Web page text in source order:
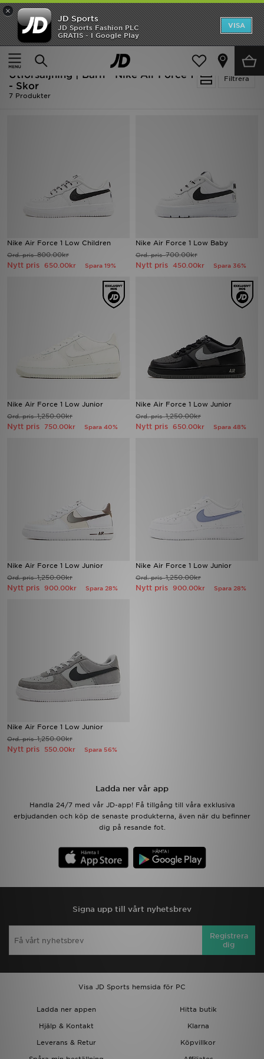
×
JD Sports
JD Sports Fashion PLC
GRATIS - I Google Play
VISA
Ny termin, ny stil Essentials för skolstarten
Hem
Barn
Filtrera
Utförsäljning | Barn - Nike Air Force 1
- Skor
7 Produkter
Nike Air Force 1 Low Children
Ord. pris800.00kr
Nytt pris 650.00kr Spara 19%
Nike Air Force 1 Low Baby
Ord. pris700.00kr
Nytt pris 450.00kr Spara 36%
Nike Air Force 1 Low Junior
Ord. pris1,250.00kr
Nytt pris 750.00kr Spara 40%
Nike Air Force 1 Low Junior
Ord. pris1,250.00kr
Nytt pris 650.00kr Spara 48%
Nike Air Force 1 Low Junior
Ord. pris1,250.00kr
Nytt pris 900.00kr Spara 28%
Nike Air Force 1 Low Junior
Ord. pris1,250.00kr
Nytt pris 900.00kr Spara 28%
Nike Air Force 1 Low Junior
Ord. pris1,250.00kr
Nytt pris 550.00kr Spara 56%
Ladda ner vår app
Handla 24/7 med vår JD-app! Få tillgång till våra exklusiva
erbjudanden och köp de senaste produkterna, även när du befinner
dig på resande fot.
Signa upp till vårt nyhetsbrev
Registrera
dig
Visa JD Sports hemsida för PC
Ladda ner appen
Hitta butik
Hjälp & Kontakt
Klarna
Leverans & Retur
Köpvillkor
Hem
Rea
Nyheter
Herr
Varumärken
Fotboll
Mina meddelanden
Kundservice
JD Blogg